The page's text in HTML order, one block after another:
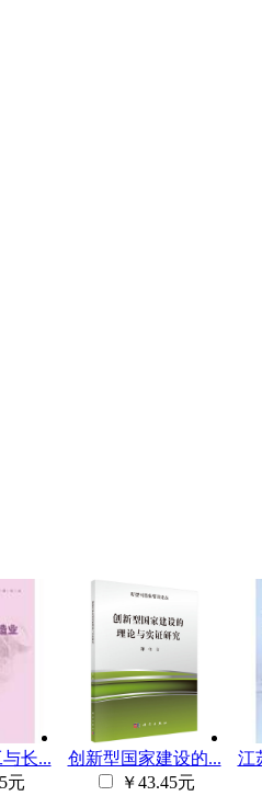
长...
元
创新型国家建设的...
￥43.45元
江